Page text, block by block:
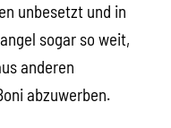
unbesetzt und in
sogar so weit,
anderen
abzuwerben.